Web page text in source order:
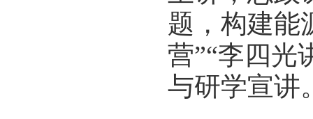
题，构建能
营”“李四光
与研学宣讲